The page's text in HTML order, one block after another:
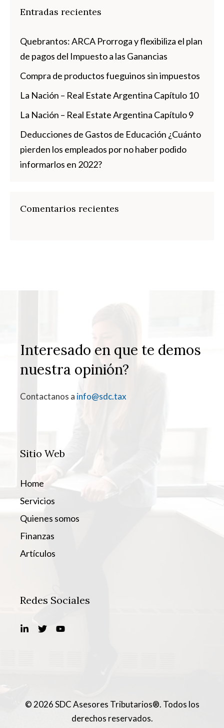
Entradas recientes
Quebrantos: ARCA Prorroga y flexibiliza el plan
de pagos del Impuesto a las Ganancias
Compra de productos fueguinos sin impuestos
La Nación – Real Estate Argentina Capítulo 10
La Nación – Real Estate Argentina Capítulo 9
Deducciones de Gastos de Educación ¿Cuánto
pierden los empleados por no haber podido
informarlos en 2022?
Comentarios recientes
Interesado en que te demos
nuestra opinión?
Contactanos a info@sdc.tax
Sitio Web
Home
Servicios
Quienes somos
Finanzas
Artículos
Redes Sociales
© 2026 SDC Asesores Tributarios®. Todos los
derechos reservados.